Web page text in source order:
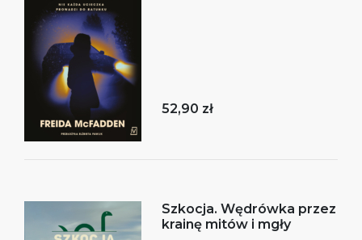
52,90 zł
Szkocja. Wędrówka przez
krainę mitów i mgły